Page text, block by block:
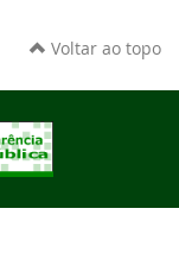
Voltar ao topo